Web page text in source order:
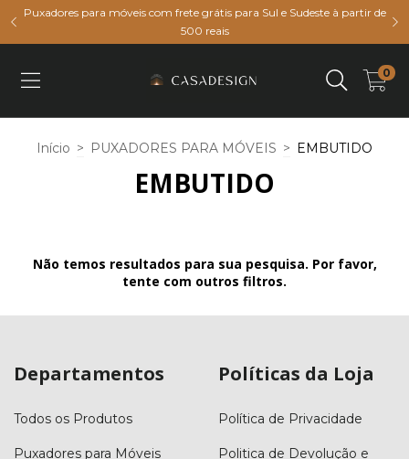
Puxadores para móveis com frete grátis para Sul e Sudeste à partir de
500 reais
0
Início > PUXADORES PARA MÓVEIS > EMBUTIDO
EMBUTIDO
Não temos resultados para sua pesquisa. Por favor,
tente com outros filtros.
Departamentos
Todos os Produtos
Puxadores para Móveis
Políticas da Loja
Política de Privacidade
Politica de Devolução e